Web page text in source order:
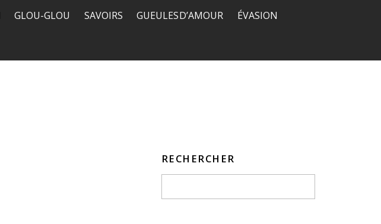
GLOU-GLOU SAVOIRS GUEULES D’AMOUR ÉVASION
RECHERCHER